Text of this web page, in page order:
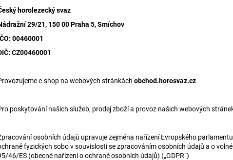
horolezecký svaz
29/21, 150 00 Praha 5, Smíchov
00460001
CZ00460001
e-shop na webových stránkách obchod.horosvaz.cz
poskytování našich služeb, prodej zboží a provoz našich webových
osobních údajů upravuje zejména nařízení Evropského
fyzických sobo v souvislosti se zpracováním osobních údajů a o
46/ES (obecné nařízení o ochraně osobních údajů) („GDPR“)
Doporučujeme